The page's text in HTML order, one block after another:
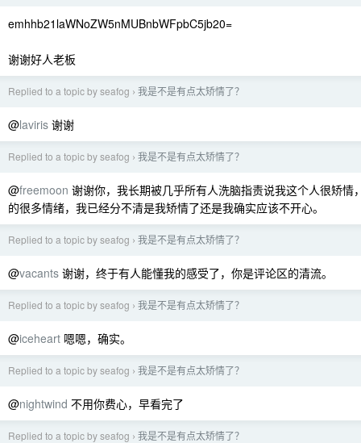
emhhb21laWNoZW5nMUBnbWFpbC5jb20=
谢谢好人老板
Replied to a topic by seafog › 我是不是有点太矫情了？
@laviris 谢谢
Replied to a topic by seafog › 我是不是有点太矫情了？
@freemoon 谢谢你，我长期被几乎所有人洗脑指责说我这个人很矫情
的很多情绪，我已经分不清是我矫情了还是我确实应该不开心。
Replied to a topic by seafog › 我是不是有点太矫情了？
@vacants 谢谢，终于有人能懂我的感受了，你是评论区的清流。
Replied to a topic by seafog › 我是不是有点太矫情了？
@iceheart 嗯嗯，确实。
Replied to a topic by seafog › 我是不是有点太矫情了？
@nightwind 不用你费心，早看完了
Replied to a topic by seafog › 我是不是有点太矫情了？